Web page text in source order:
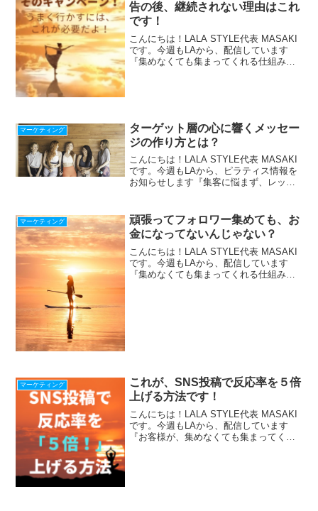
告の後、継続されない理由はこれ
です！
こんにちは！LALA STYLE代表 MASAKI
です。今週もLAから、配信しています
『集めなくても集まってくれる仕組み』
マーケティング
ターゲット層の心に響くメッセー
ジの作り方とは？
こんにちは！LALA STYLE代表 MASAKI
です。今週もLAから、ピラティス情報を
お知らせします『集客に悩まず、レッス
方・始め方22の動画マニュアル】プレ
ゼ...
マーケティング
頑張ってフォロワー集めても、お
金になってないんじゃない？
こんにちは！LALA STYLE代表 MASAKI
です。今週もLAから、配信しています
『集めなくても集まってくれる仕組み』
マーケティング
これが、SNS投稿で反応率を５倍
上げる方法です！
こんにちは！LALA STYLE代表 MASAKI
です。今週もLAから、配信しています
『お客様が、集めなくても集まってくれ